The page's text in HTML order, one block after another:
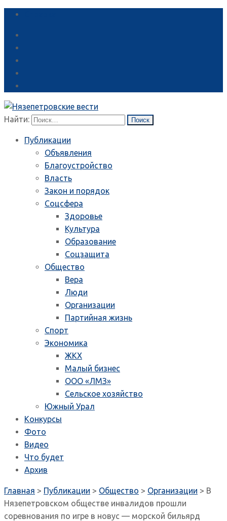
Найти:
Публикации
Объявления
Благоустройство
Власть
Закон и порядок
Соцсфера
Здоровье
Культура
Образование
Соцзащита
Общество
Вера
Люди
Организации
Партийная жизнь
Спорт
Экономика
ЖКХ
Малый бизнес
ООО «ЛМЗ»
Сельское хозяйство
Южный Урал
Конкурсы
Фото
Видео
Что будет
Архив
Главная > Публикации > Общество > Организации > В
Нязепетровском обществе инвалидов прошли
соревнования по игре в новус — морской бильярд